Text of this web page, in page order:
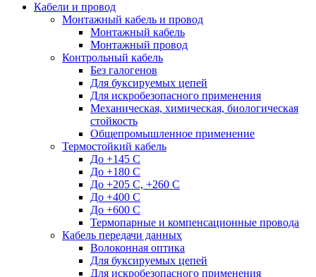
Кабели и провод
Монтажный кабель и провод
Монтажный кабель
Монтажный провод
Контрольный кабель
Без галогенов
Для буксируемых цепей
Для искробезопасного применения
Механическая, химическая, биологическая
стойкость
Общепромышленное применение
Термостойкий кабель
До +145 С
До +180 C
До +205 С, +260 С
До +400 C
До +600 С
Термопарные и компенсационные провода
Кабель передачи данных
Волоконная оптика
Для буксируемых цепей
Для искробезопасного применения